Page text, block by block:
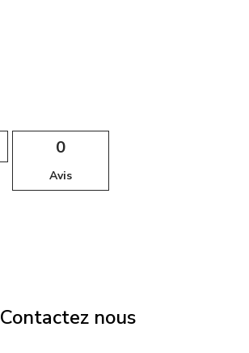
0
Avis
Contactez nous